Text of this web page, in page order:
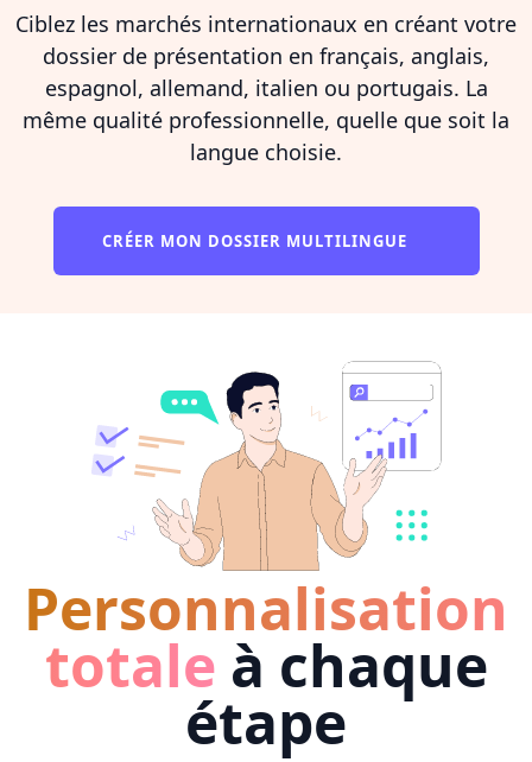
Ciblez les marchés internationaux en créant votre
dossier de présentation en français, anglais,
espagnol, allemand, italien ou portugais. La
même qualité professionnelle, quelle que soit la
langue choisie.
CRÉER MON DOSSIER MULTILINGUE
Personnalisation
totale à chaque
étape